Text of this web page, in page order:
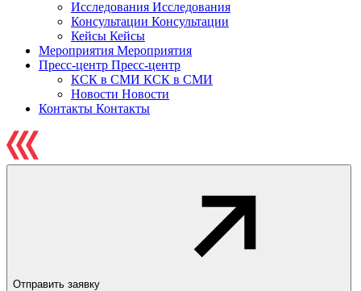
Исследования Исследования
Консультации Консультации
Кейсы Кейсы
Мероприятия Мероприятия
Пресс-центр Пресс-центр
КСК в СМИ КСК в СМИ
Новости Новости
Контакты Контакты
Отправить заявку